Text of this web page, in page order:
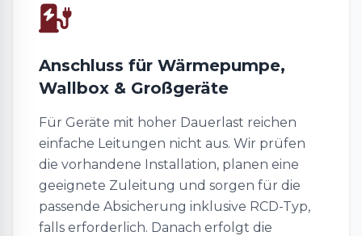
Anschluss für Wärmepumpe,
Wallbox & Großgeräte
Für Geräte mit hoher Dauerlast reichen
einfache Leitungen nicht aus. Wir prüfen
die vorhandene Installation, planen eine
geeignete Zuleitung und sorgen für die
passende Absicherung inklusive RCD-Typ,
falls erforderlich. Danach erfolgt die